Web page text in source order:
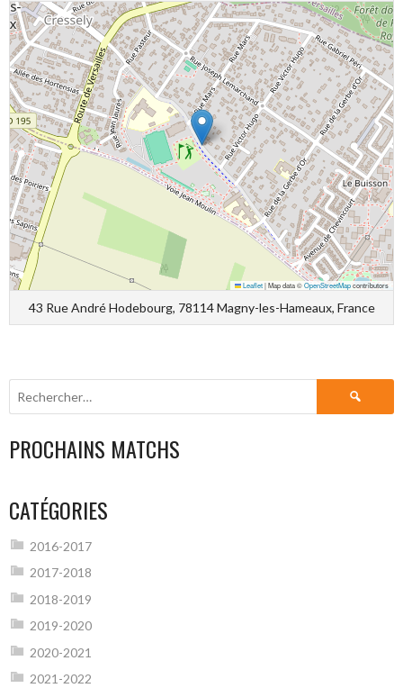
Leaflet|Map data ©OpenStreetMapcontributors
43 Rue André Hodebourg, 78114 Magny-les-Hameaux, France
Rechercher :
PROCHAINS MATCHS
CATÉGORIES
2016-2017
2017-2018
2018-2019
2019-2020
2020-2021
2021-2022